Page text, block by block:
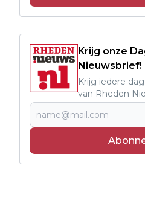
Krijg onze
Nieuwsbrief!
Krijg iedere
van Rheden